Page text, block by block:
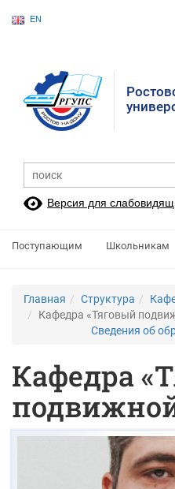
EN
Версия для
Поступающим Школьникам
Главная Структура
Кафедра «Тяговый
Сведения об
Кафедра